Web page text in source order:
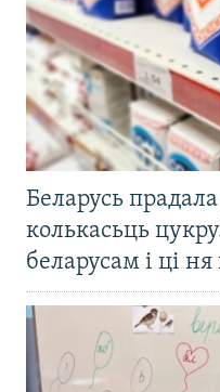
Беларусь
колькасьць
беларусам і ці